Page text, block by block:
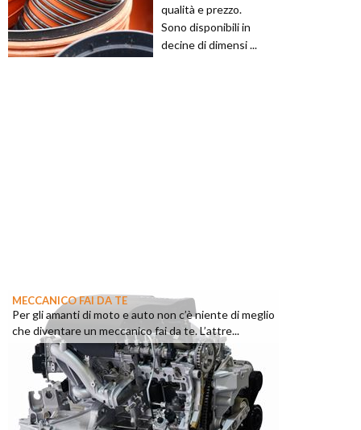
qualità e prezzo.
Sono disponibili in
decine di dimensi ...
MECCANICO FAI DA TE
Per gli amanti di moto e auto non c’è niente di meglio
che diventare un meccanico fai da te. L’attre...